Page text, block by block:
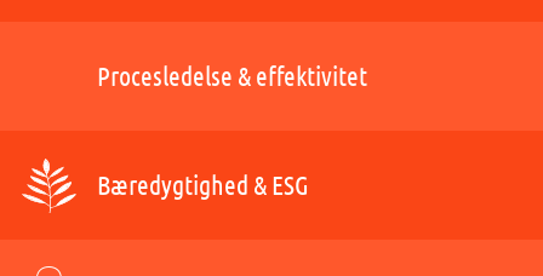
Procesledelse & effektivitet
Bæredygtighed & ESG